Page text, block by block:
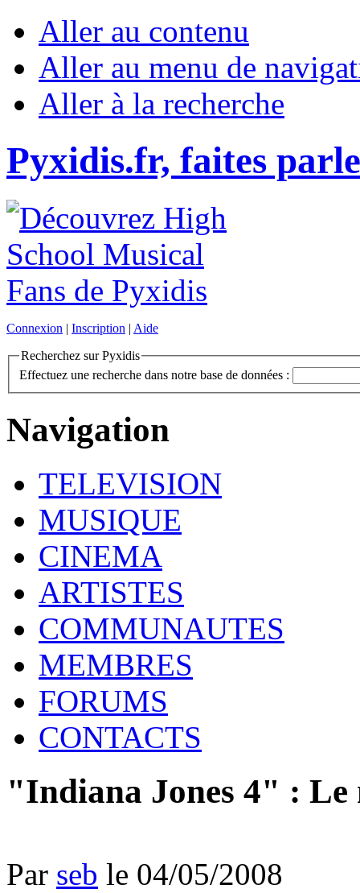
Aller au contenu
Aller au menu de
Aller à la recherche
Pyxidis.fr, faites
Connexion | Inscription | Aide
Recherchez sur Pyxidis
Effectuez une recherche dans notre base de données :
Navigation
TELEVISION
MUSIQUE
CINEMA
ARTISTES
COMMUNAUTES
MEMBRES
FORUMS
CONTACTS
"Indiana Jones 4" : Le
Par seb le 04/05/2008